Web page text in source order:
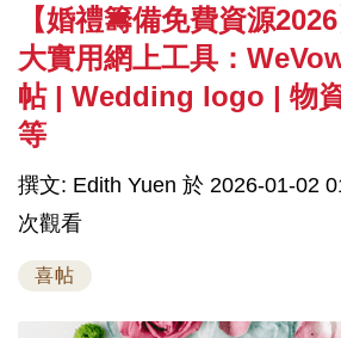
【婚禮籌備免費資源
大實用網上工具：
帖 | Wedding logo | 物
等
撰文: Edith Yuen 於 2026-01-02
次觀看
喜帖